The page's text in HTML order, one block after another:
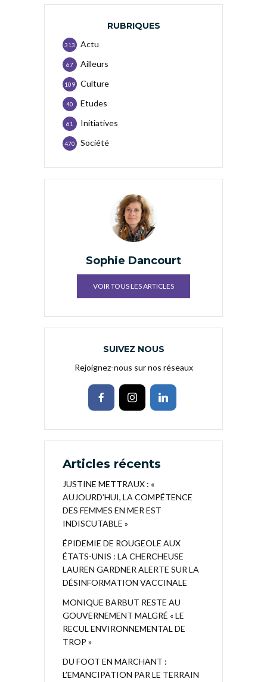
RUBRIQUES
Actu
313
Ailleurs
67
Culture
109
Etudes
40
Initiatives
61
Société
470
Sophie Dancourt
VOIR TOUS LES ARTICLES
SUIVEZ NOUS
Rejoignez-nous sur nos réseaux
Articles récents
JUSTINE METTRAUX : «
AUJOURD’HUI, LA COMPÉTENCE
DES FEMMES EN MER EST
INDISCUTABLE »
ÉPIDEMIE DE ROUGEOLE AUX
ÉTATS-UNIS : LA CHERCHEUSE
LAUREN GARDNER ALERTE SUR LA
DÉSINFORMATION VACCINALE
MONIQUE BARBUT RESTE AU
GOUVERNEMENT MALGRÉ « LE
RECUL ENVIRONNEMENTAL DE
TROP »
DU FOOT EN MARCHANT :
L’EMANCIPATION PAR LE TERRAIN